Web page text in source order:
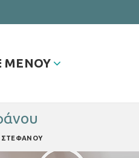
ΜΕΝΟΥ
ΣΤΕΦΑΝΟΥ